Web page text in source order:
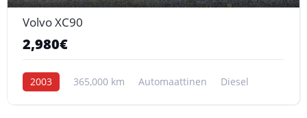
Volvo XC90
2,980€
2003 365,000 km Automaattinen Diesel